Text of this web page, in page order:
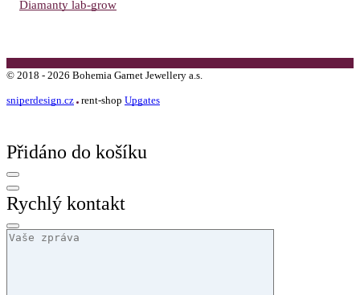
Diamanty lab-grow
© 2018 - 2026 Bohemia Garnet Jewellery a.s.
sniperdesign.cz rent-shop Upgates
Přidáno do košíku
Rychlý kontakt